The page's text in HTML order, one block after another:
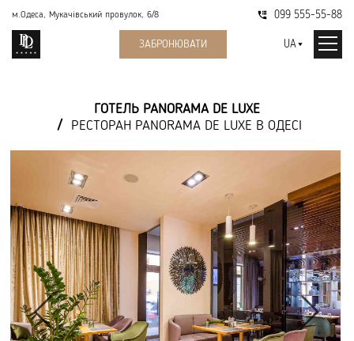
м.Одеса, Мукачівський провулок, 6/8 099 555-55-88
UA
ЗАБРОНЮВАТИ
ГОТЕЛЬ PANORAMA DE LUXE
РЕСТОРАН PANORAMA DE LUXЕ В ОДЕСІ